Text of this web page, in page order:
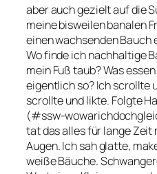
aber auch gezielt auf die
meine bisweilen banalen
einen wachsenden
Wo finde ich nachhaltige
mein Fuß taub? Was
eigentlich so? Ich scrollte
scrollte und likte. Folgte
(#ssw-
tat das alles für lange
Augen. Ich sah glatte,
weiße Bäuche.